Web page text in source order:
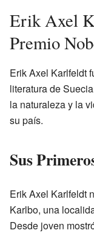
Erik Axel
Premio
Erik Axel Karlfeldt
literatura de
la naturaleza y la
su país.
Sus
Erik Axel Karlfeldt
Karlbo, una
Desde joven